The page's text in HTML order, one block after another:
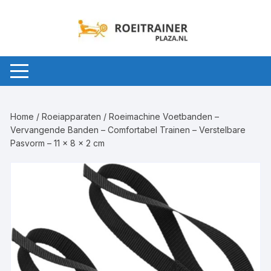
Home /Roeiapparaten / Roeimachine Voetbanden –
Vervangende Banden – Comfortabel Trainen – Verstelbare
Pasvorm – 11 x 8 x 2 cm